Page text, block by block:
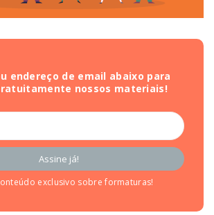
endereço de email abaixo para
nossos materiais!
exclusivo sobre formaturas!